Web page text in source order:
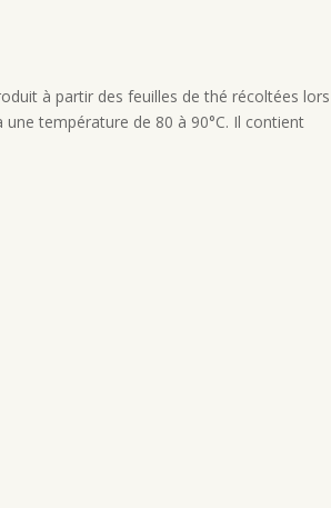
à partir des feuilles de thé récoltées lors
une température de 80 à 90°C. Il contient